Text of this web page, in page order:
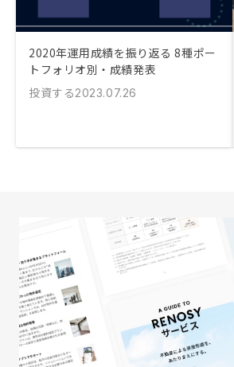
2020年運用成績を振り返る 8種ポー
トフォリオ別・成績発表
投資する2023.07.26